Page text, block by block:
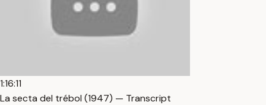
1:16:11
La secta del trébol (1947) — Transcript